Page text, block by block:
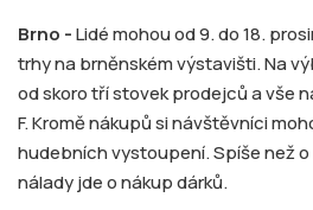
Brno -Lidé mohou od 9. do 18.
trhy na brněnském výstavišti. Na
od skoro tří stovek prodejců a vše
F. Kromě nákupů si návštěvníci
hudebních vystoupení. Spíše než
nálady jde o nákup dárků.